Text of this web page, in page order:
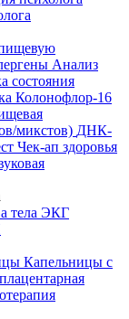
Анализ
состояния
Колонофлор-16
микстов) ДНК-
Чек-ап здоровья
тела ЭКГ
Капельницы с